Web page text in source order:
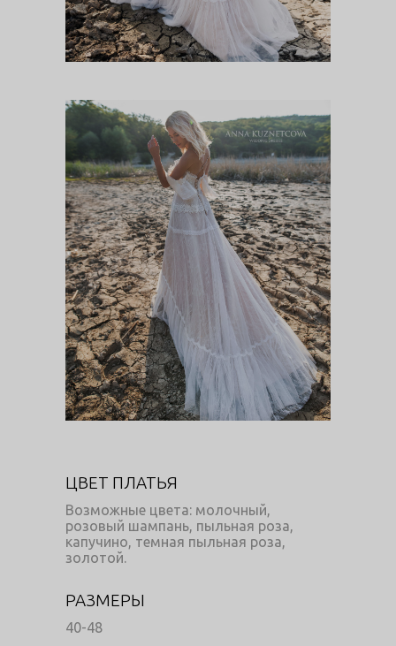
ЦВЕТ ПЛАТЬЯ
Возможные цвета: молочный,
розовый шампань, пыльная роза,
капучино, темная пыльная роза,
золотой.
РАЗМЕРЫ
40-48